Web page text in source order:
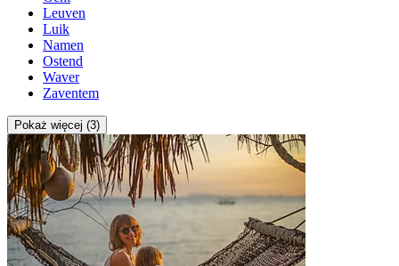
Leuven
Luik
Namen
Ostend
Waver
Zaventem
Pokaż więcej (3)